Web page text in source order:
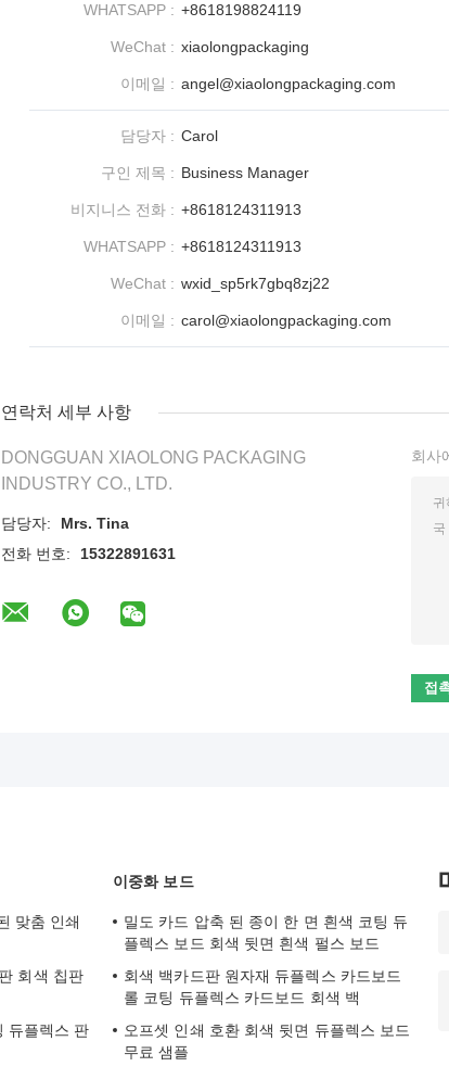
WHATSAPP : +8618198824119
WeChat : xiaolongpackaging
이메일 : angel@xiaolongpackaging.com
담당자 : Carol
구인 제목 : Business Manager
비지니스 전화 : +8618124311913
WHATSAPP : +8618124311913
WeChat : wxid_sp5rk7gbq8zj22
이메일 : carol@xiaolongpackaging.com
연락처 세부 사항
DONGGUAN XIAOLONG PACKAGING
INDUSTRY CO., LTD.
담당자:
Mrs. Tina
전화 번호:
15322891631
회사
맞춤 인쇄
회색 칩판
듀플렉스 판
이중화 보드
밀도 카드 압축 된 종이 한 면 흰색 코팅 듀
플렉스 보드 회색 뒷면 흰색 펄스 보드
회색 백카드판 원자재 듀플렉스 카드보드
롤 코팅 듀플렉스 카드보드 회색 백
오프셋 인쇄 호환 회색 뒷면 듀플렉스 보드
무료 샘플